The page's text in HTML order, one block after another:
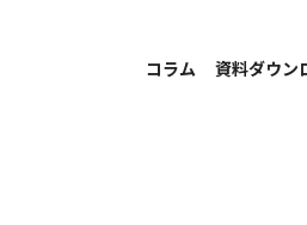
コラム 資料ダウン